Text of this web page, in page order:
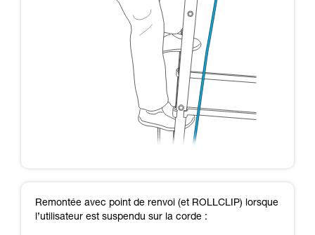
Remontée avec point de renvoi (et ROLLCLIP) lorsque
l’utilisateur est suspendu sur la corde :